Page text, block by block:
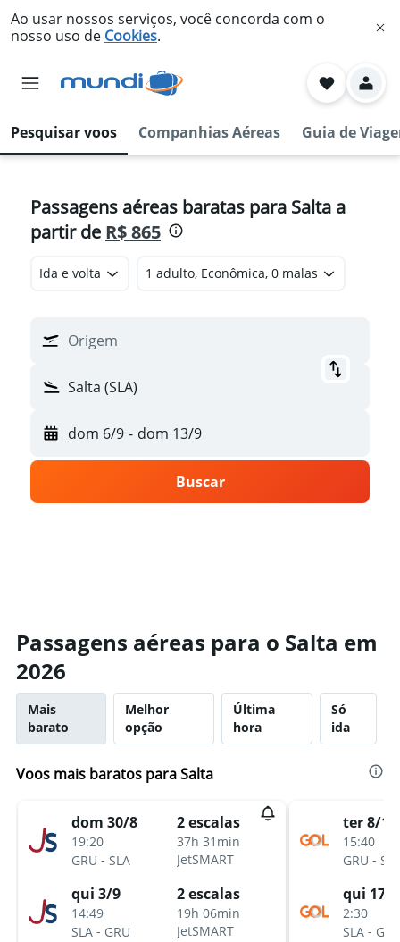
Ao usar nossos serviços, você concorda com o
nosso uso de Cookies.
Pesquisar voos Companhias Aéreas Guia de
Passagens aéreas baratas para Salta a
partir de R$ 865
Ida e volta 1 adulto, Econômica, 0 malas
Origem
Salta (SLA)
dom 6/9 - dom 13/9
Buscar
Passagens aéreas para o Salta em
2026
Mais
barato
Melhor
opção
Última
hora
Só
ida
Voos mais baratos para Salta
dom 30/8
19:20
GRU - SLA
2 escalas
37h 31min
JetSMART
qui 3/9
14:49
SLA - GRU
2 escalas
19h 06min
JetSMART
ter 8/12
15:40
GRU -
qui 17/
2:30
SLA -